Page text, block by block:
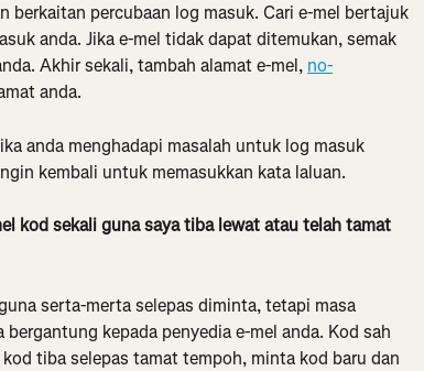
berkaitan percubaan log masuk. Cari e-mel bertajuk
anda. Jika e-mel tidak dapat ditemukan, semak
Akhir sekali, tambah alamat e-mel, no-
anda.
anda menghadapi masalah untuk log masuk
kembali untuk memasukkan kata laluan.
kod sekali guna saya tiba lewat atau telah tamat
serta-merta selepas diminta, tetapi masa
kepada penyedia e-mel anda. Kod sah
tiba selepas tamat tempoh, minta kod baru dan